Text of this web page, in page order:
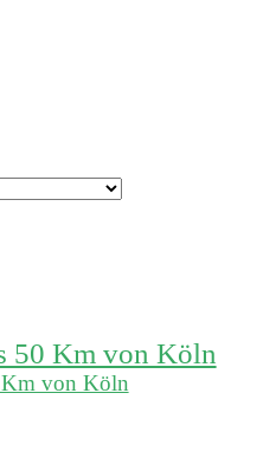
50 Km von Köln
von Köln